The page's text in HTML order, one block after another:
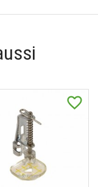
favorite_border